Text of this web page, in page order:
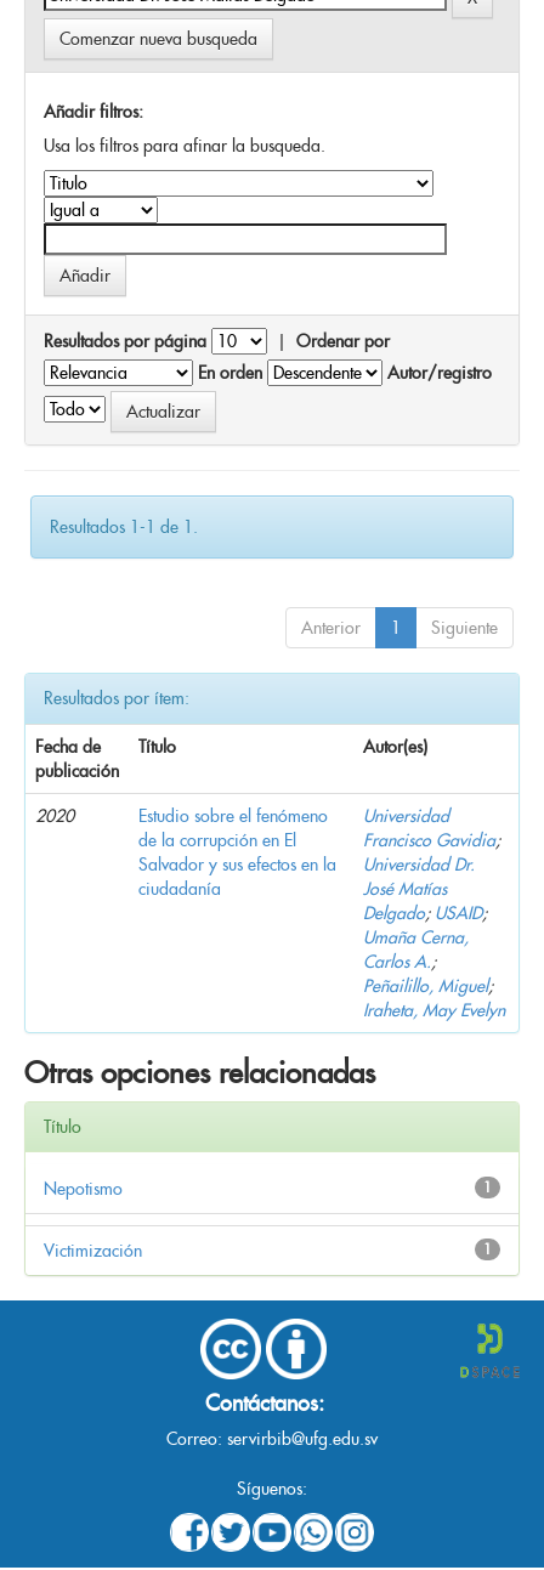
Comenzar nueva busqueda
Añadir filtros:
Usa los filtros para afinar la busqueda.
Resultados por página | Ordenar por
En orden
Autor/registro
Resultados 1-1 de 1.
Anterior 1 Siguiente
Resultados por ítem:
Fecha de
publicación
Título Autor(es)
2020
Estudio sobre el fenómeno
de la corrupción en El
Salvador y sus efectos en la
ciudadanía
Universidad
Francisco Gavidia;
Universidad Dr.
José Matías
Delgado; USAID;
Umaña Cerna,
Carlos A.;
Peñailillo, Miguel;
Iraheta, May Evelyn
Otras opciones relacionadas
Título
1
Nepotismo
1
Victimización
Contáctanos:
Correo: servirbib@ufg.edu.sv
Síguenos: